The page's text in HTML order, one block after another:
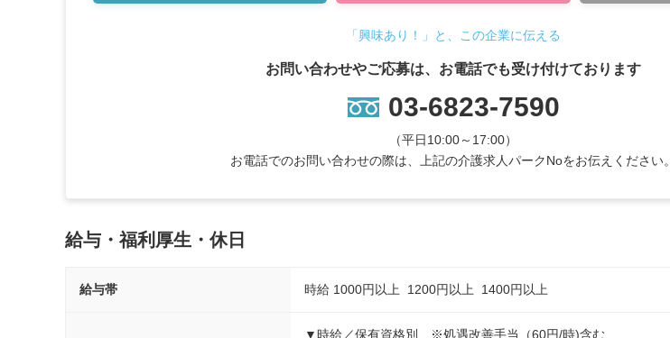
「興味あり！」と、この企業に伝える
お問い合わせやご応募は、お電話でも受け付けております
03-6823-7590
（平日10:00～17:00）
お電話でのお問い合わせの際は、上記の介護求人パークNoをお伝えください。
給与・福利厚生・休日
給与帯 時給 1000円以上 1200円以上 1400円以上
▼時給／保有資格別　※処遇改善手当（60円/時)含む